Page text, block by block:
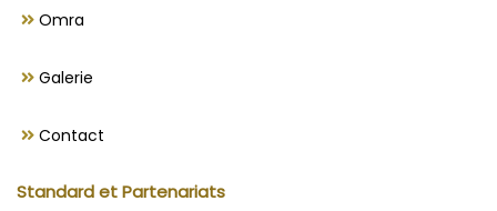
Omra
Galerie
Contact
Standard et Partenariats